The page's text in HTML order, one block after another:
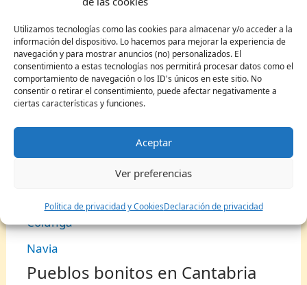
Utilizamos tecnologías como las cookies para almacenar y/o acceder a la
información del dispositivo. Lo hacemos para mejorar la experiencia de
navegación y para mostrar anuncios (no) personalizados. El
consentimiento a estas tecnologías nos permitirá procesar datos como el
comportamiento de navegación o los ID's únicos en este sitio. No
consentir o retirar el consentimiento, puede afectar negativamente a
ciertas características y funciones.
Aceptar
Ver preferencias
Política de privacidad y CookiesDeclaración de privacidad
Huesca
Monasterio de Piedra
Tarazona
Pueblos bonitos en Asturias
Colunga
Navia
Pueblos bonitos en Cantabria